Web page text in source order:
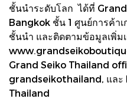
ชั้นนำระดับโลก ได้ที่
Bangkok ชั้น 1 ศูนย์การค้า
ชั้นนำ และติดตามข้อมูลเพิ่ม
Grand Seiko Thailand
grandseikothailand, และ
Thailand